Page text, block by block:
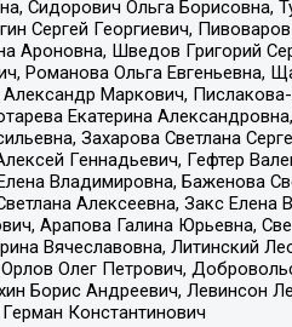
Сидорович Ольга Борисовна,
Сергей Георгиевич,
Ароновна, Шведов Григорий
Романова Ольга Евгеньевна,
Маркович,
Екатерина
Захарова Светлана
Геннадьевич, Гефтер
Владимировна, Баженова
Алексеевна, Закс
Арапова Галина Юрьевна,
Вячеславовна, Литинский
Олег Петрович,
Борис Андреевич, Левинсон
Константинович